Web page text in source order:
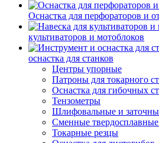
Оснастка для перфораторов и
культиваторов и мотоблоков
оснастка для станков
Центры упорные
Патроны для токарного
Оснастка для гибочных
Тензометры
Шлифовальные и
Сменные
Токарные резцы